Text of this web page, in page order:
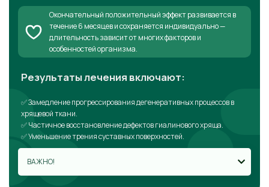
Окончательный положительный эффект развивается в
течение 6 месяцев и сохраняется индивидуально —
длительность зависит от многих факторов и
особенностей организма.
Результаты лечения включают:
✅ Замедление прогрессирования дегенеративных процессов в
хрящевой ткани.
✅ Частичное восстановление дефектов гиалинового хряща.
✅ Уменьшение трения суставных поверхностей.
ВАЖНО!